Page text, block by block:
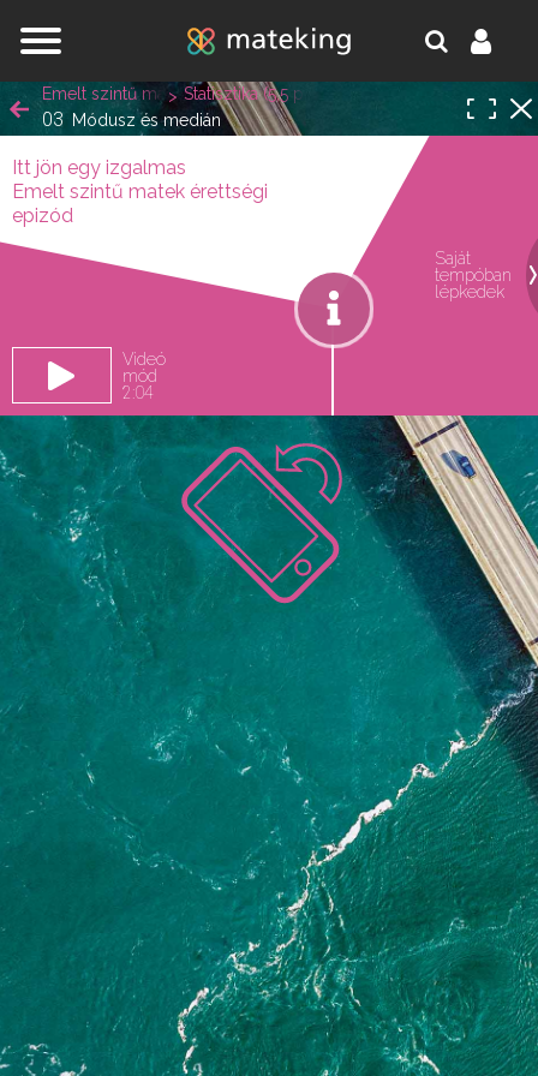
Emelt szintű matek érettségi
Statisztika (5,5 pont)
Módusz és medián
03
Itt jön egy izgalmas
Emelt szintű matek érettségi
epizód
Videó
mód
2:04
Saját
tempóban
lépkedek